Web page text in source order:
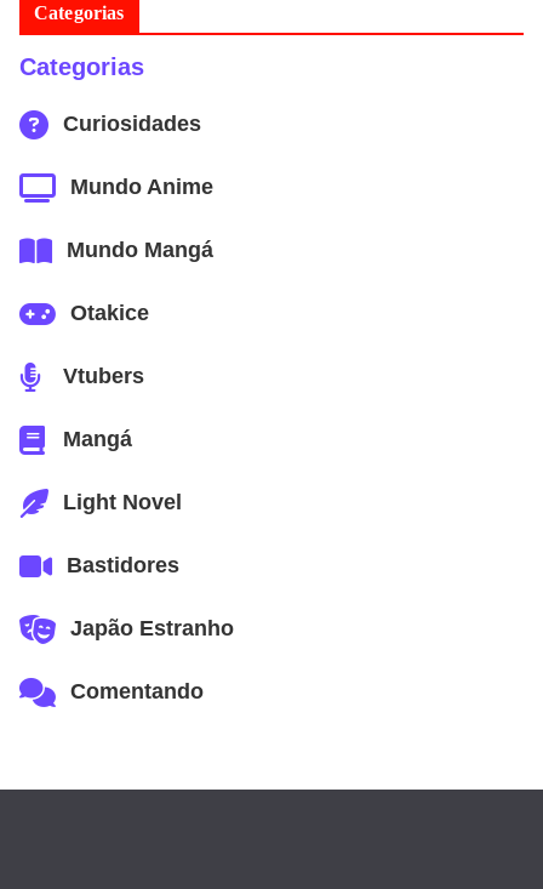
Categorias
Categorias
Curiosidades
Mundo Anime
Mundo Mangá
Otakice
Vtubers
Mangá
Light Novel
Bastidores
Japão Estranho
Comentando